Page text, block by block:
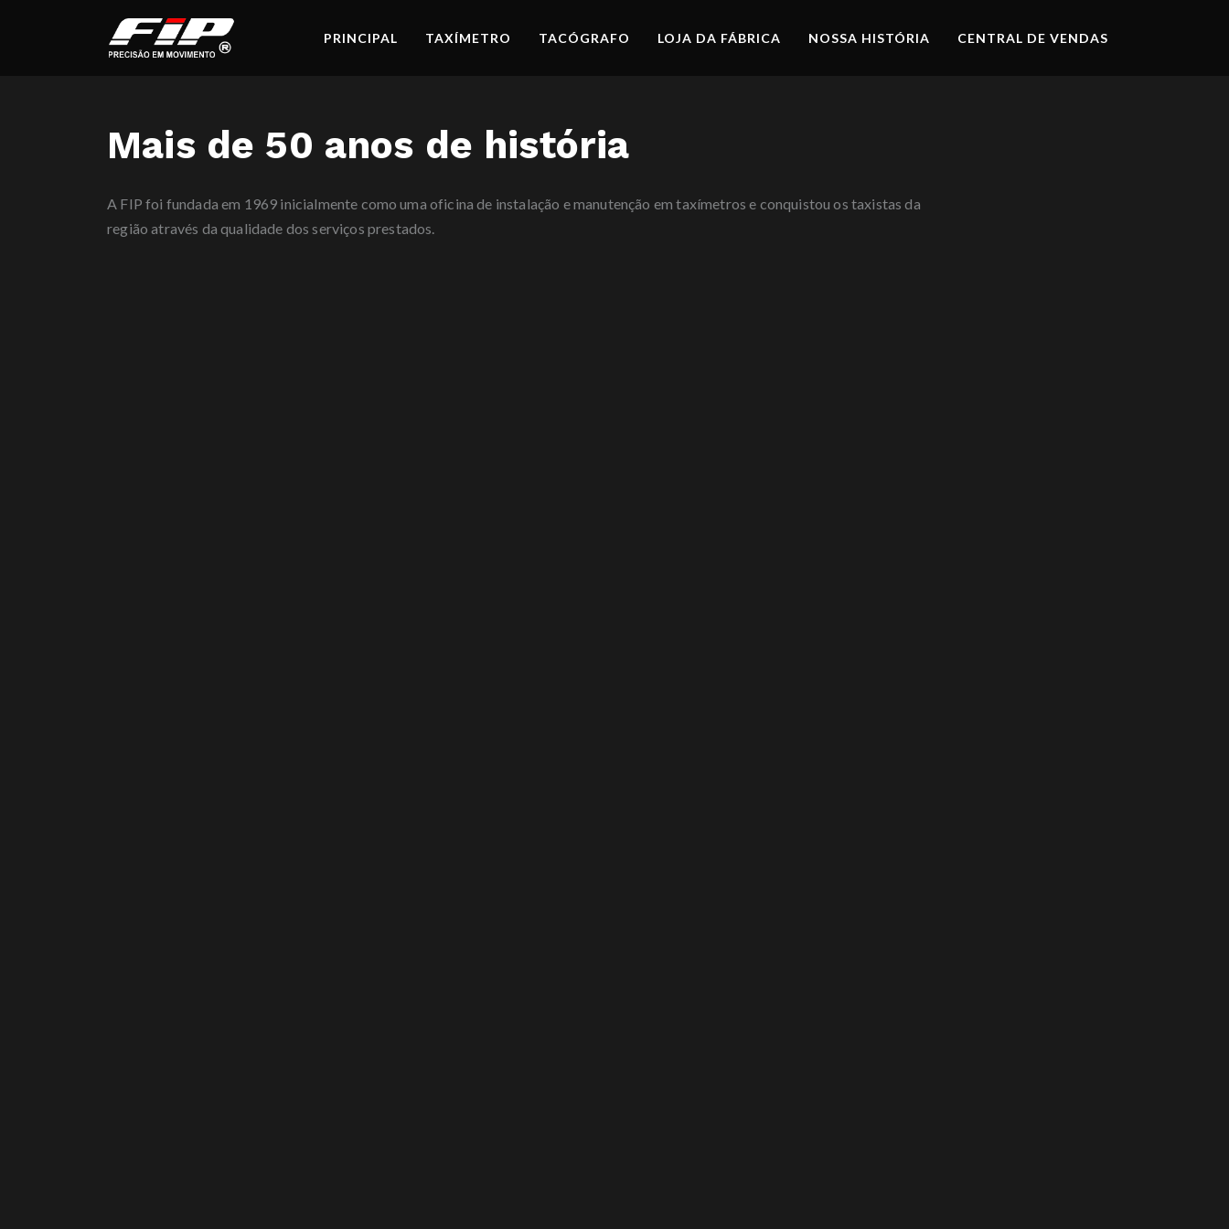
PRINCIPAL TAXÍMETRO TACÓGRAFO LOJA DA FÁBRICA NOSSA HISTÓRIA CENTRAL DE VENDAS
Mais de 50 anos de história
A FIP foi fundada em 1969 inicialmente como uma oficina de instalação e manutenção em taxímetros e conquistou os taxistas da
região através da qualidade dos serviços prestados.